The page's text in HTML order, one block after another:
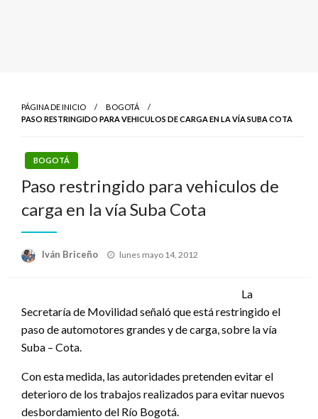
PÁGINA DE INICIO
BOGOTÁ
PASO RESTRINGIDO PARA VEHICULOS DE CARGA EN LA VÍA SUBA COTA
BOGOTÁ
Paso restringido para vehiculos de
carga en la vía Suba Cota
Iván Briceño
Publicado
lunes mayo 14, 2012
La
Secretaría de Movilidad señaló que está restringido el
paso de automotores grandes y de carga, sobre la vía
Suba – Cota.
Con esta medida, las autoridades pretenden evitar el
deterioro de los trabajos realizados para evitar nuevos
desbordamiento del Río Bogotá.